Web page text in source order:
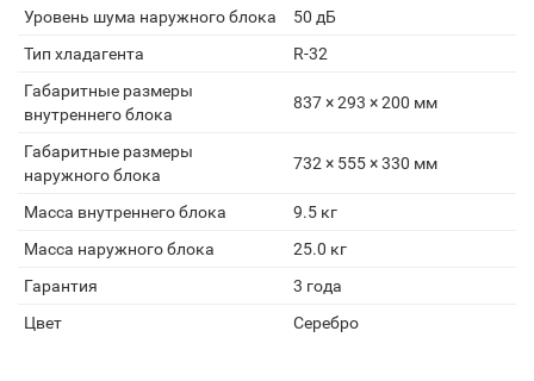
Уровень шума наружного блока
50 дБ
Тип хладагента
R-32
Габаритные размеры
внутреннего блока
837 × 293 × 200 мм
Габаритные размеры
наружного блока
732 × 555 × 330 мм
Масса внутреннего блока
9.5 кг
Масса наружного блока
25.0 кг
Гарантия
3 года
Цвет
Серебро